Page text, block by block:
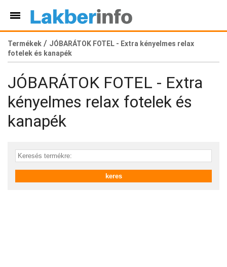
Termékek / JÓBARÁTOK FOTEL - Extra kényelmes relax
fotelek és kanapék
JÓBARÁTOK FOTEL - Extra
kényelmes relax fotelek és
kanapék